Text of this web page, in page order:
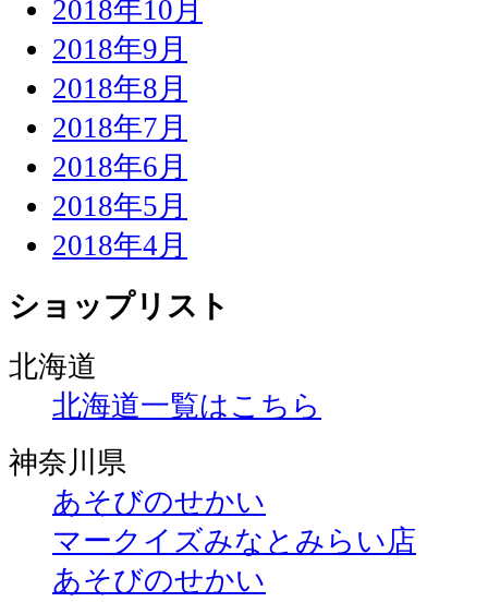
2018年10月
2018年9月
2018年8月
2018年7月
2018年6月
2018年5月
2018年4月
ショップリスト
北海道
北海道一覧はこちら
神奈川県
あそびのせかい
マークイズみなとみらい店
あそびのせかい